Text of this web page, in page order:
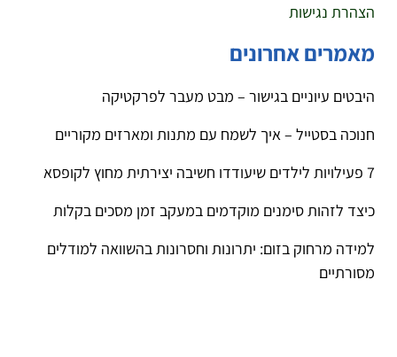
הצהרת נגישות
מאמרים אחרונים
היבטים עיוניים בגישור – מבט מעבר לפרקטיקה
חנוכה בסטייל – איך לשמח עם מתנות ומארזים מקוריים
7 פעילויות לילדים שיעודדו חשיבה יצירתית מחוץ לקופסא
כיצד לזהות סימנים מוקדמים במעקב זמן מסכים בקלות
למידה מרחוק בזום: יתרונות וחסרונות בהשוואה למודלים
מסורתיים